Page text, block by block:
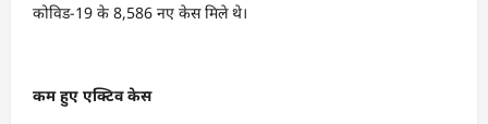
कोविड-19 के 8,586 नए केस मिले थे।
कम हुए एक्टिव केस